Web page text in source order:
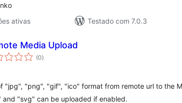
ativas
Testado com 7.0.3
Media Upload
(0total
de
)
"jpg", "png", "gif", "ico" format from remote url to the
and "svg" can be uploaded if enabled.